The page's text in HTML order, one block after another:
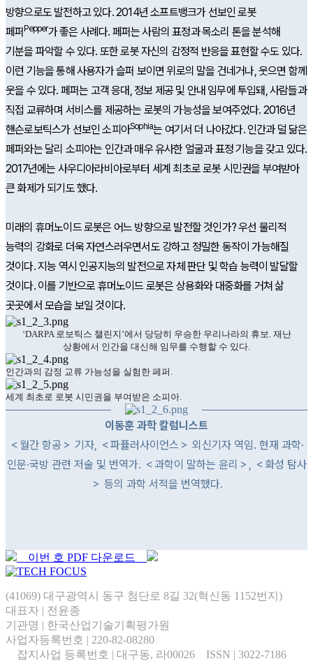
방향으로도 발전하고 있다. 2014년 소프트뱅크가 선보인 로봇
페퍼 Pepper가 좋은 사례다. 페퍼는 사람의 표정과 목소리 톤을 분석해
기분을 파악할 수 있다. 또한 로봇 자신의 감정적 반응을 표현할 수도 있다.
이런 기능을 통해 사용자가 슬퍼 보이면 위로의 말을 건네거나, 웃으면 함께
웃을 수 있다. 페퍼는 고객 응대, 정보 제공 및 안내 임무에 투입돼, 사람들과
직접 교류하며 서비스를 제공하는 로봇의 가능성을 보여주었다. 2016년
핸슨로보틱스가 선보인 소피아Sophia는 여기서 더 나아갔다. 인간과 덜 닮은
페퍼와는 달리 소피아는 인간과 매우 유사한 얼굴과 표정 기능을 갖고 있다.
2017년에는 사우디아라비아로부터 세계 최초로 로봇 시민권을 부여받아
큰 화제가 되기도 했다.
미래의 휴머노이드 로봇은 어느 방향으로 발전할 것인가? 우선 물리적
능력의 강화로 더욱 자연스러우면서도 강하고 정밀한 동작이 가능해질
것이다. 지능 역시 인공지능의 발전으로 자체 판단 및 학습 능력이 발달할
것이다. 이를 기반으로 휴머노이드 로봇은 상용화와 대중화를 거쳐 삶
곳곳에서 모습을 보일 것이다.
‘DARPA 로보틱스 챌린지’에서 당당히 우승한 우리나라의 휴보.재난
상황에서 인간을 대신해 임무를 수행할 수 있다.
인간과의 감정 교류 가능성을 실험한 페퍼.
세계 최초로 로봇 시민권을 부여받은 소피아.
이동훈 과학 칼럼니스트
＜월간 항공＞ 기자, ＜파퓰러사이언스＞ 외신기자 역임. 현재 과학·
인문·국방 관련 저술 및 번역가. ＜과학이 말하는 윤리＞, ＜화성 탐사
＞ 등의 과학 서적을 번역했다.
이번 호 PDF 다운로드
(41069) 대구광역시 동구 첨단로 8길 32(혁신동 1152번지)
대표자 | 전윤종
기관명 | 한국산업기술기획평가원
사업자등록번호 | 220-82-08280
잡지사업 등록번호 | 대구동, 라00026 ISSN | 3022-7186